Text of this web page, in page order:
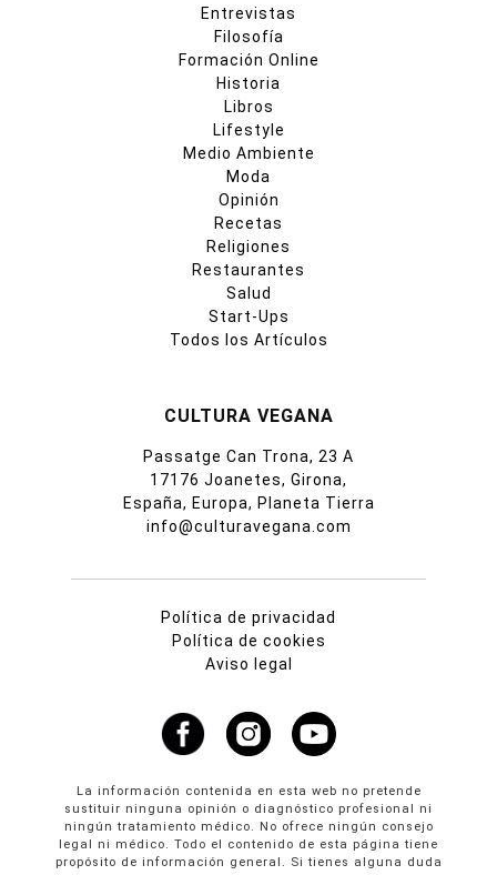
Entrevistas
Filosofía
Formación Online
Historia
Libros
Lifestyle
Medio Ambiente
Moda
Opinión
Recetas
Religiones
Restaurantes
Salud
Start-Ups
Todos los Artículos
CULTURA VEGANA
Passatge Can Trona, 23 A
17176 Joanetes, Girona,
España, Europa, Planeta Tierra
info@culturavegana.com
Política de privacidad
Política de cookies
Aviso legal
La información contenida en esta web no pretende
sustituir ninguna opinión o diagnóstico profesional ni
ningún tratamiento médico. No ofrece ningún consejo
legal ni médico. Todo el contenido de esta página tiene
propósito de información general. Si tienes alguna duda